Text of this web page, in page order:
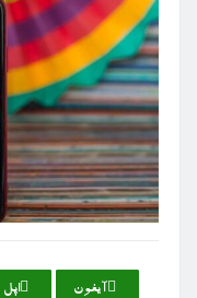
آیفون اپل